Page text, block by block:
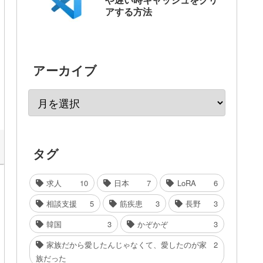
アする方法
アーカイブ
タグ
求人 10 日本 7 LoRA
6
相談支援
5 筋疾患 3 長野
3
韓国
3 かぞかぞ
3
家族だから愛したんじゃなくて、愛したのが家
族だった
2